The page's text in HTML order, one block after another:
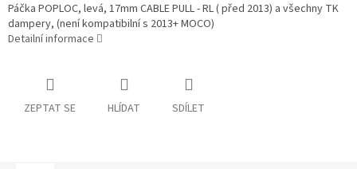
Páčka POPLOC, levá, 17mm CABLE PULL - RL ( před 2013) a všechny TK
dampery, (není kompatibilní s 2013+ MOCO)
Detailní informace
ZEPTAT SE HLÍDAT SDÍLET